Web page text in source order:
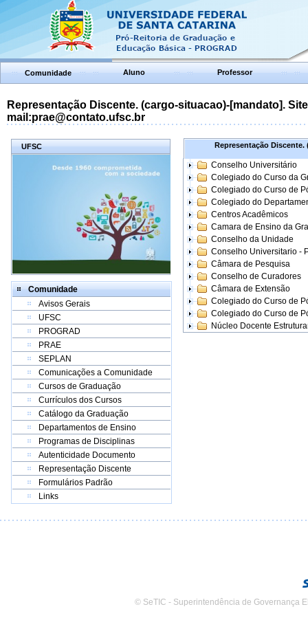
Comunidade Aluno Professor
Representação Discente. (cargo-situacao)-[mandato].
mail:prae@contato.ufsc.br
UFSC
Comunidade
Avisos Gerais
UFSC
PROGRAD
PRAE
SEPLAN
Comunicações a Comunidade
Cursos de Graduação
Currículos dos Cursos
Catálogo da Graduação
Departamentos de Ensino
Programas de Disciplinas
Autenticidade Documento
Representação Discente
Formulários Padrão
Links
Representação Discente.
Conselho Universitário
Colegiado do Curso da
Colegiado do Curso de
Colegiado do
Centros Acadêmicos
Camara de Ensino da
Conselho da Unidade
Conselho Universitario -
Câmara de Pesquisa
Conselho de Curadores
Câmara de Extensão
Colegiado do Curso de
Colegiado do Curso de
Núcleo Docente
© SeTIC - Superintendência de Governança